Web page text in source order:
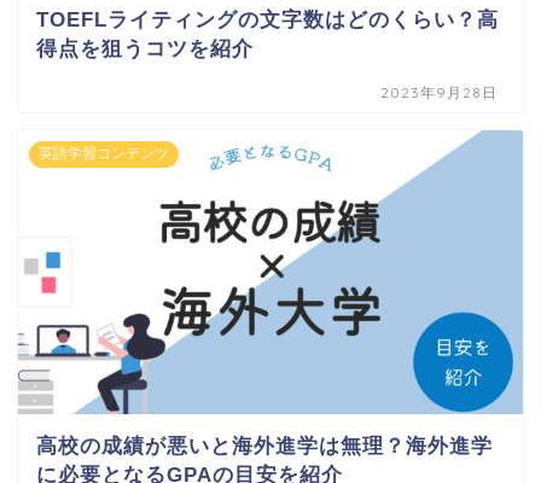
TOEFLライティングの文字数はどのくらい？高
得点を狙うコツを紹介
2023年9月28日
英語学習コンテンツ
高校の成績が悪いと海外進学は無理？海外進学
に必要となるGPAの目安を紹介